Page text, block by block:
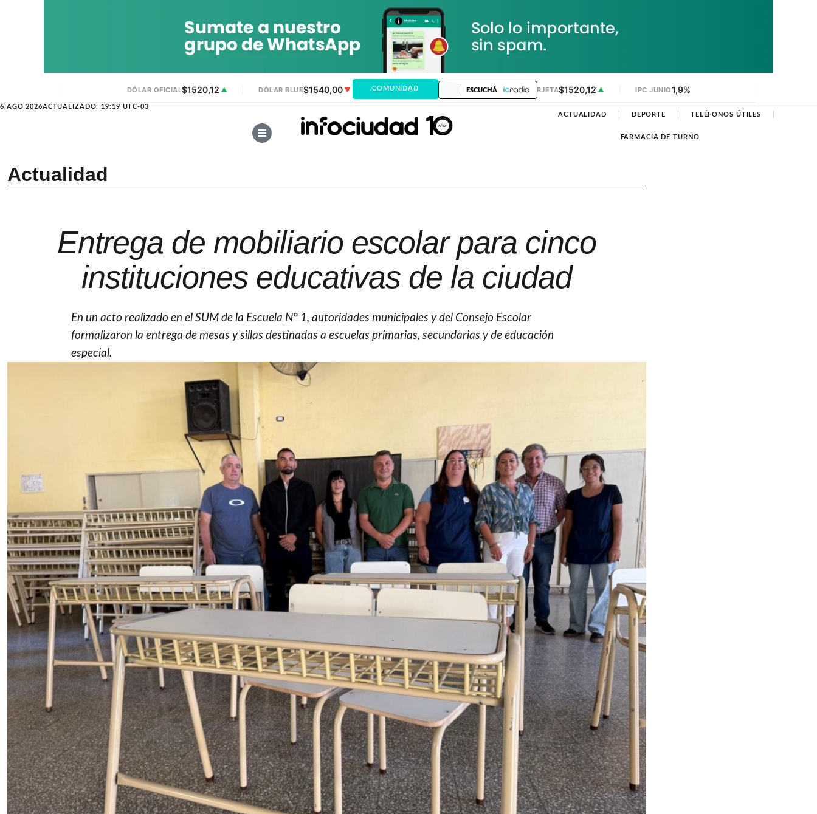
DÓLAR OFICIAL$1520,12 ▲ DÓLAR BLUE$1540,00▼ DÓLAR MEP ▲ DÓLAR TARJETA$1520,12 ▲ IPC JUNIO1,9%
6 AGO 2026ACTUALIZADO: 19:19 UTC-03
COMUNIDAD ESCUCHÁ
ACTUALIDAD DEPORTE TELÉFONOS ÚTILES
FARMACIA DE TURNO
Actualidad
Entrega de mobiliario escolar para cinco
instituciones educativas de la ciudad
En un acto realizado en el SUM de la Escuela N° 1, autoridades municipales y del Consejo Escolar
formalizaron la entrega de mesas y sillas destinadas a escuelas primarias, secundarias y de educación
especial.